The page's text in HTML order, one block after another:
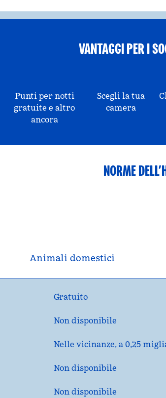
VANTAGGI PER I
Punti per notti
gratuite e altro
ancora
Scegli la tua
camera
NORME
Animali domestici
Gratuito
Non disponibile
Nelle vicinanze, a 0,25
Non disponibile
Non disponibile